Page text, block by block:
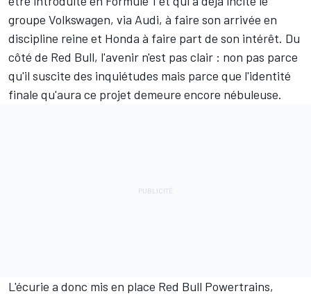
groupe Volkswagen, via Audi, à faire son arrivée en
discipline reine et Honda à faire part de son intérêt. Du
côté de Red Bull, l'avenir n'est pas clair : non pas parce
qu'il suscite des inquiétudes mais parce que l'identité
finale qu'aura ce projet demeure encore nébuleuse.
L'écurie a donc mis en place Red Bull Powertrains,